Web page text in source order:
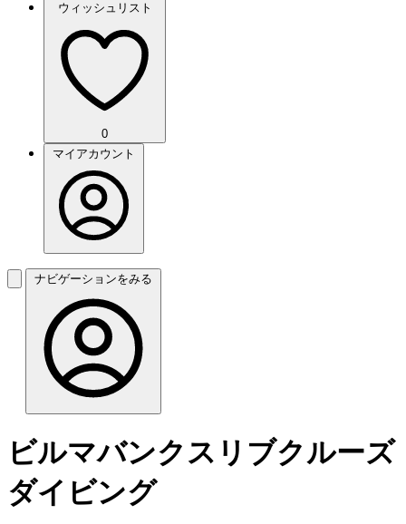
ウィッシュリスト
0
マイアカウント
ナビゲーションをみる
ビルマバンクスリブクルーズ
ダイビング